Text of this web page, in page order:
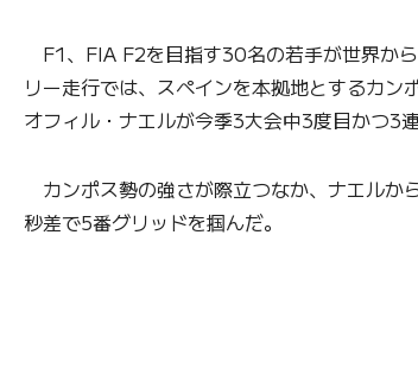
F1、FIA F2を目指す30名の若手が世界か
リー走行では、スペインを本拠地とするカ
オフィル・ナエルが今季3大会中3度目かつ3
カンポス勢の強さが際立つなか、ナエル
秒差で5番グリッドを掴んだ。